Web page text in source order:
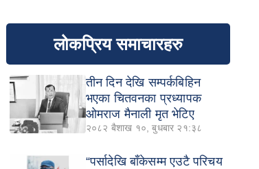
लोकप्रिय समाचारहरु
तीन दिन देखि सम्पर्कबिहिन
भएका चितवनका प्रध्यापक
ओमराज मैनाली मृत भेटिए
२०८२ बैशाख १०, बुधबार २१:३८
“पर्सादेखि बाँकेसम्म एउटै परिचय